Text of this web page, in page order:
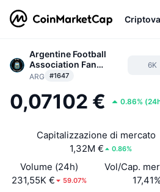
Argentine Football
Association Fan
Token
ARG #1647
6K
0,07102 € 0.86% (
Capitalizzazione di mercato
1,32M €
0.86%
Volume (24h)
231,55K €
59.07%
Vol/Cap.
17,41%